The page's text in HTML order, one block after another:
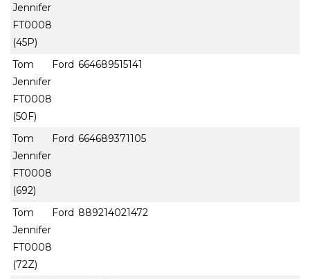
Jennifer
FT0008
(45P)
Tom Ford
Jennifer
FT0008
(50F)
664689515141
Tom Ford
Jennifer
FT0008
(692)
664689371105
Tom Ford
Jennifer
FT0008
(72Z)
889214021472